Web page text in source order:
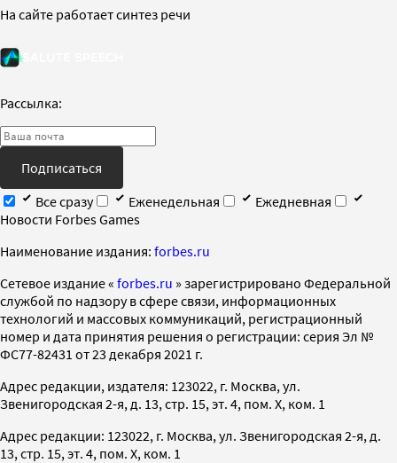
На сайте работает синтез речи
Рассылка:
Подписаться
Все сразу
Еженедельная
Ежедневная
Новости Forbes Games
Наименование издания: forbes.ru
Cетевое издание « forbes.ru » зарегистрировано Федеральной
службой по надзору в сфере связи, информационных
технологий и массовых коммуникаций, регистрационный
номер и дата принятия решения о регистрации: серия Эл №
ФС77-82431 от 23 декабря 2021 г.
Адрес редакции, издателя: 123022, г. Москва, ул.
Звенигородская 2-я, д. 13, стр. 15, эт. 4, пом. X, ком. 1
Адрес редакции: 123022, г. Москва, ул. Звенигородская 2-я, д.
13, стр. 15, эт. 4, пом. X, ком. 1